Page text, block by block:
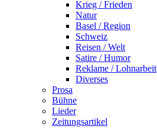
Krieg / Frieden
Natur
Basel / Region
Schweiz
Reisen / Welt
Satire / Humor
Reklame / Lohnarbeit
Diverses
Prosa
Bühne
Lieder
Zeitungsartikel